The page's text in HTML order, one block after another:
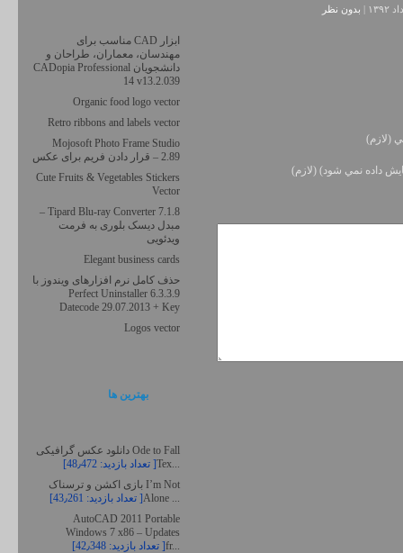
بدون نظر
(لازم)
داده نمي شود) (لازم)
ابزار CAD مناسب برای
مهندسان، معماران، طراحان و
دانشجویان CADopia Professional
14 v13.2.039
Organic food logo vector
Retro ribbons and labels vector
Mojosoft Photo Frame Studio
2.89 – قرار دادن فریم برای عکس
Cute Fruits & Vegetables Stickers
Vector
Tipard Blu-ray Converter 7.1.8 –
مبدل دیسک بلوری به فرمت
ویدئویی
Elegant business cards
حذف کامل نرم افزارهای ویندوز با
Perfect Uninstaller 6.3.3.9
Datecode 29.07.2013 + Key
Logos vector
بهترين ها
دانلود عکس گرافیکی Ode to Fall
Tex...[تعداد بازدید: 48٫472 ]
بازی اکشن و ترسناک I’m Not
Alone ...[تعداد بازدید: 43٫261 ]
AutoCAD 2011 Portable
Windows 7 x86 – Updates
fr... [تعداد بازدید: 42٫348 ]